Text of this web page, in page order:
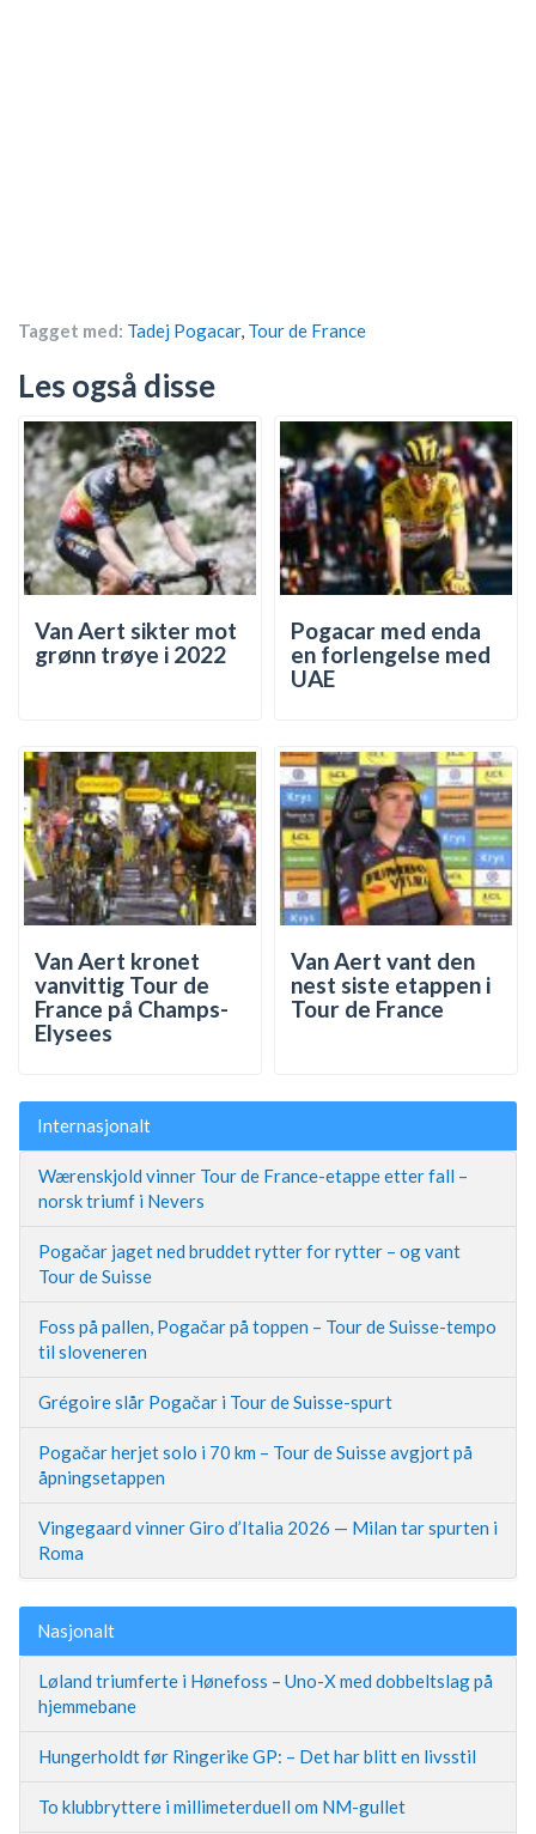
Tagget med: Tadej Pogacar, Tour de France
Les også disse
Van Aert sikter mot
grønn trøye i 2022
Pogacar med enda
en forlengelse med
UAE
Van Aert kronet
vanvittig Tour de
France på Champs-
Elysees
Van Aert vant den
nest siste etappen i
Tour de France
Internasjonalt
Wærenskjold vinner Tour de France-etappe etter fall –
norsk triumf i Nevers
Pogačar jaget ned bruddet rytter for rytter – og vant
Tour de Suisse
Foss på pallen, Pogačar på toppen – Tour de Suisse-tempo
til sloveneren
Grégoire slår Pogačar i Tour de Suisse-spurt
Pogačar herjet solo i 70 km – Tour de Suisse avgjort på
åpningsetappen
Vingegaard vinner Giro d’Italia 2026 — Milan tar spurten i
Roma
Nasjonalt
Løland triumferte i Hønefoss – Uno-X med dobbeltslag på
hjemmebane
Hungerholdt før Ringerike GP: – Det har blitt en livsstil
To klubbryttere i millimeterduell om NM-gullet